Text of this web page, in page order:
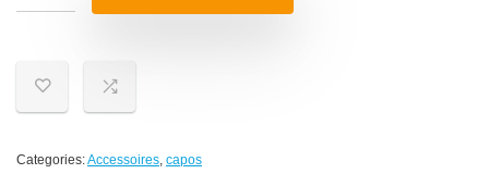
Categories:Accessoires, capos